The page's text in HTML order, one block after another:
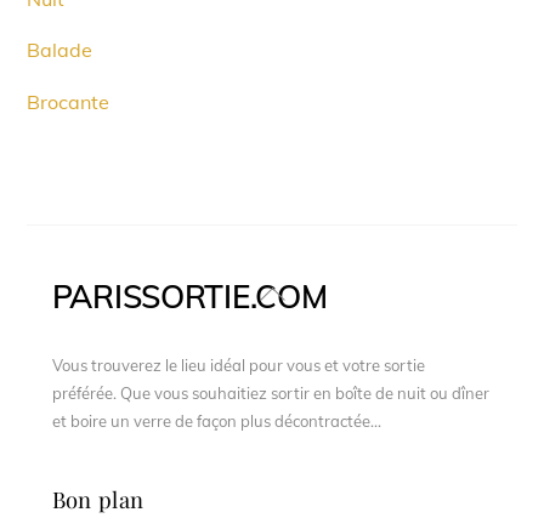
Balade
Brocante
Back
Top
PARISSORTIE.COM
Vous trouverez le lieu idéal pour vous et votre sortie
préférée. Que vous souhaitiez sortir en boîte de nuit ou dîner
et boire un verre de façon plus décontractée...
Bon plan